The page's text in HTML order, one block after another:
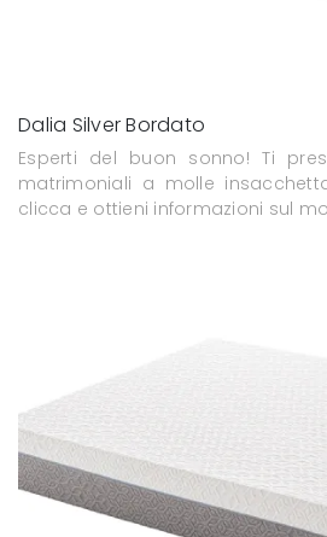
Dalia Silver Bordato
Esperti del buon sonno! Ti
matrimoniali a molle
clicca e ottieni informazioni sul